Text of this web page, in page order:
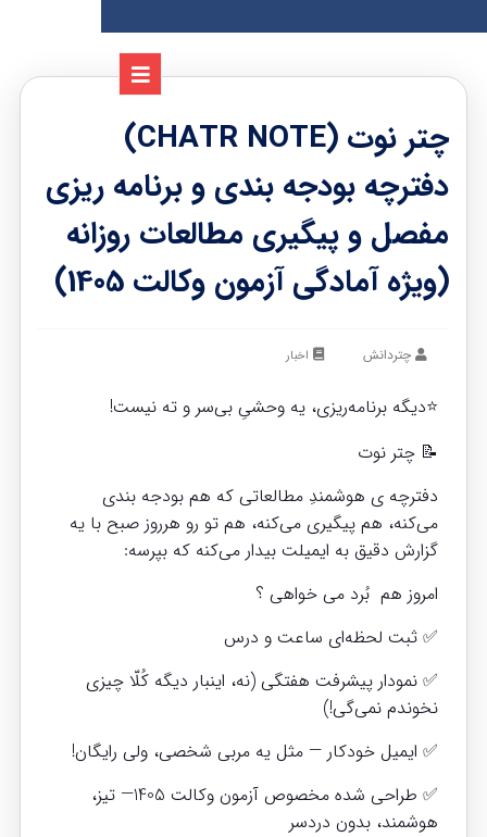
چتر نوت (CHATR NOTE)
دفترچه بودجه بندی و برنامه ریزی
مفصل و پیگیری مطالعات روزانه
(ویژه آمادگی آزمون وکالت 1405)
چتردانش اخبار
⭐دیگه برنامه‌ریزی، یه وحشیِ بی‌سر و ته نیست!
📝 چتر نوت
دفترچه‌ ی هوشمندِ مطالعاتی که هم بودجه‌ بندی
می‌کنه، هم پیگیری می‌کنه، هم تو رو هرروز صبح با یه
گزارش دقیق به ایمیلت بیدار می‌کنه که بپرسه:
امروز هم بُرد می خواهی ؟
✅ ثبت لحظه‌ای ساعت و درس
✅ نمودار پیشرفت هفتگی (نه، اینبار دیگه کُلّا چیزی
نخوندم نمی‌گی!)
✅ ایمیل خودکار — مثل یه مربی شخصی، ولی رایگان!
✅ طراحی شده مخصوص آزمون وکالت 1405— تیز،
هوشمند، بدون دردسر